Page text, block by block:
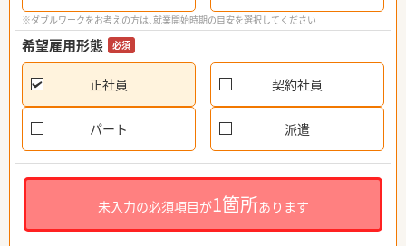
※ダブルワークをお考えの方は、就業開始時期の目安を選択してください
希望雇用形態 必須
正社員 契約社員
パート 派遣
未入力の必須項目が1箇所あります